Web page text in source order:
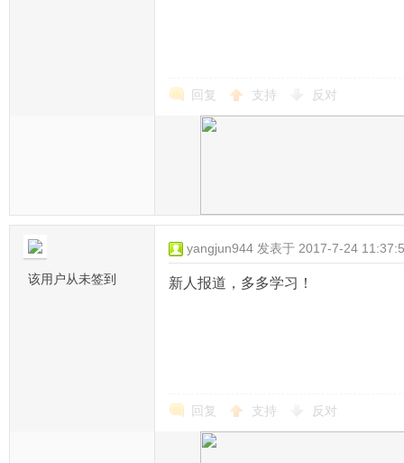
回复 支持 反对
该用户从未签到
yangjun944 发表于 2017-7-24
新人报道，多多学习！
回复 支持 反对